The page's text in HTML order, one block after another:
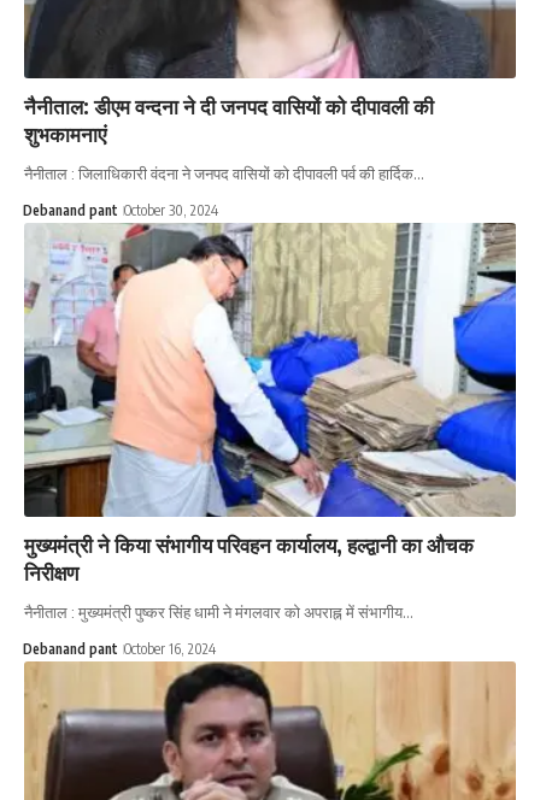
नैनीताल: डीएम वन्दना ने दी जनपद वासियों को दीपावली की
शुभकामनाएं
नैनीताल : जिलाधिकारी वंदना ने जनपद वासियों को दीपावली पर्व की हार्दिक…
Debanand pant October 30, 2024
मुख्यमंत्री ने किया संभागीय परिवहन कार्यालय, हल्द्वानी का औचक
निरीक्षण
नैनीताल : मुख्यमंत्री पुष्कर सिंह धामी ने मंगलवार को अपराह्न में संभागीय…
Debanand pant October 16, 2024